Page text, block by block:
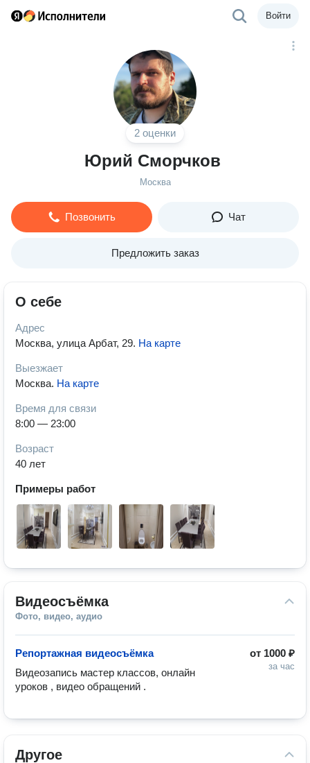
Войти
2 оценки
Юрий Сморчков
Москва
Позвонить Чат
Предложить заказ
О себе
Адрес
Москва, улица Арбат, 29. На карте
Выезжает
Москва. На карте
Время для связи
8:00 — 23:00
Возраст
40 лет
Примеры работ
Видеосъёмка
Фото, видео, аудио
от 1000 ₽
за час
Репортажная видеосъёмка
Видеозапись мастер классов, онлайн
уроков , видео обращений .
Другое